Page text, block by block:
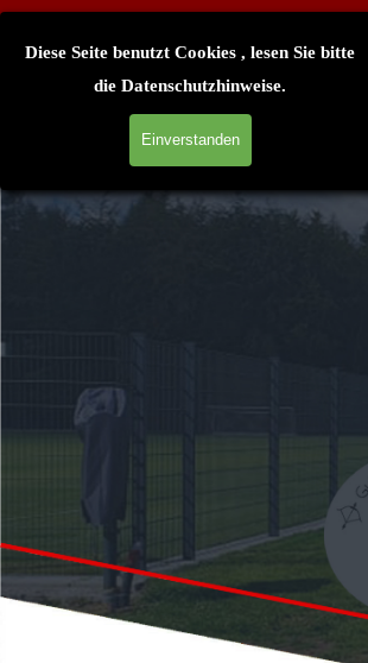
Diese Seite benutzt Cookies , lesen Sie bitte
die Datenschutzhinweise.
Einverstanden
Direkt zum Seiteninhalt
Home